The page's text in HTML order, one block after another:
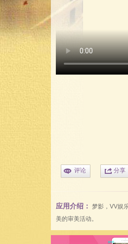
评论 分享
应用介绍： 梦影 ， VV娱
美的审美活动。